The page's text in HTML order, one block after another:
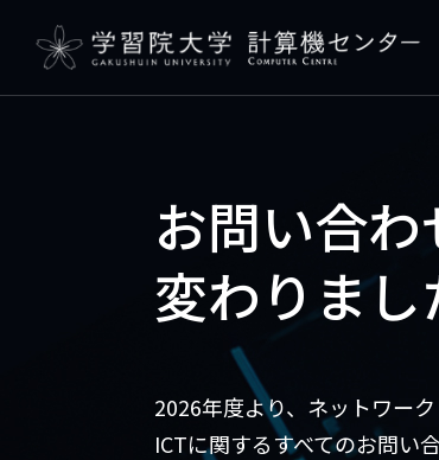
学習院大学
お問い合
変わりまし
2026年度より、ネットワー
ICTに関するすべてのお問い